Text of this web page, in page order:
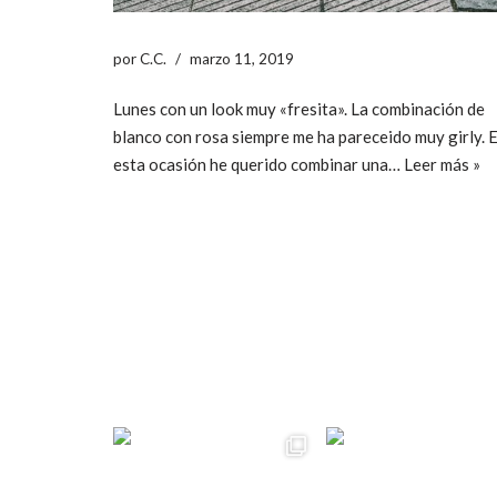
porC.C. marzo 11, 2019
Lunes con un look muy «fresita». La combinación de
blanco con rosa siempre me ha pareceido muy girly.
esta ocasión he querido combinar una… Leer más »